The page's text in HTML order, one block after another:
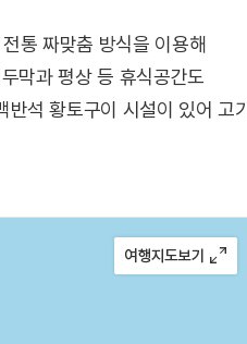
통 짜맞춤 방식을 이용해
막과 평상 등 휴식공간도
석 황토구이 시설이 있어 고기,